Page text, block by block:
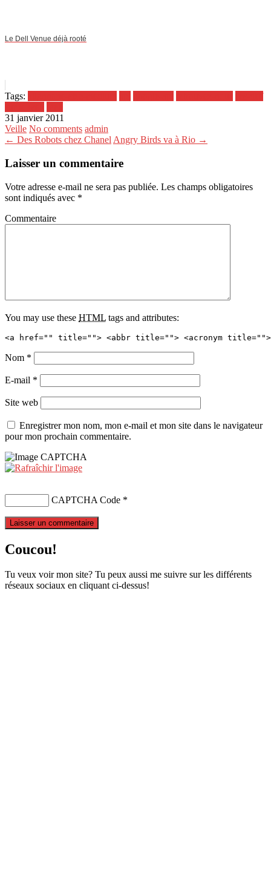
Le Dell Venue déjà rooté
Tags:
31 janvier 2011
Veille No comments admin
← Des Robots chez Chanel Angry Birds va à Rio →
Laisser un commentaire
Votre adresse e-mail ne sera pas publiée. Les champs obligatoires
sont indiqués avec *
Commentaire
You may use these HTML tags and attributes:
<a href="" title=""> <abbr title=""> <acronym title="">
Nom *
E-mail *
Site web
Enregistrer mon nom, mon e-mail et mon site dans le navigateur
pour mon prochain commentaire.
CAPTCHA Code *
Coucou!
Tu veux voir mon site? Tu peux aussi me suivre sur les différents
réseaux sociaux en cliquant ci-dessus!